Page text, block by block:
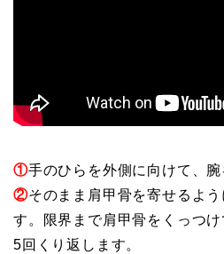
①手のひらを外側に向けて、腕
②そのまま肩甲骨を寄せるよ
す。限界まで肩甲骨をくっつけ
5回くり返します。